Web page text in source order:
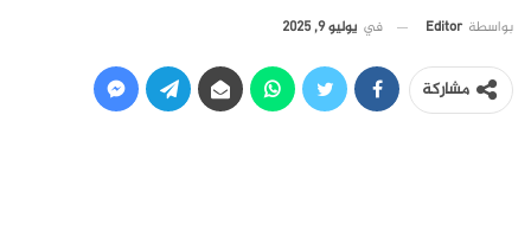
بواسطة Editor في يوليو 9, 2025
مشاركة